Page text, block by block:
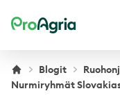
ProAgria
Blogit
Nurmiryhmät